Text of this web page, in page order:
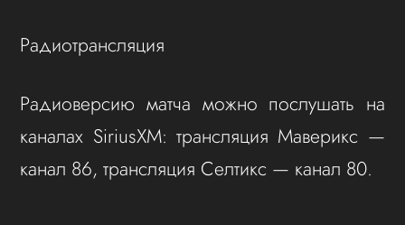
Радиотрансляция
Радиоверсию матча можно послушать на
каналах SiriusXM: трансляция Маверикс —
канал 86, трансляция Селтикс — канал 80.